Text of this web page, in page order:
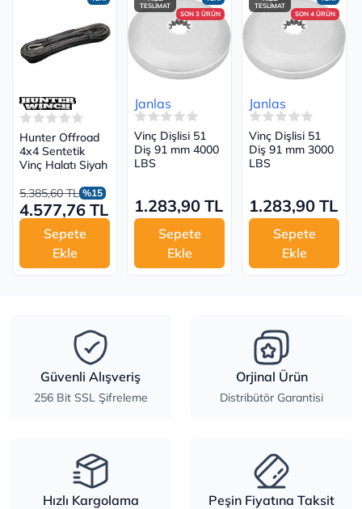
Hunter Offroad
4x4 Sentetik
Vinç Halatı Siyah
5.385,60 TL %15
4.577,76 TL
Sepete
Ekle
SON 3 ÜRÜN
TESLİMAT
Janlas
Vinç Dişlisi 51
Diş 91 mm 4000
LBS
1.283,90 TL
Sepete
Ekle
SON 4 ÜRÜN
TESLİMAT
Janlas
Vinç Dişlisi 51
Diş 91 mm 3000
LBS
1.283,90 TL
Sepete
Ekle
Güvenli Alışveriş
256 Bit SSL Şifreleme
Orjinal Ürün
Distribütör Garantisi
Hızlı Kargolama Peşin Fiyatına Taksit